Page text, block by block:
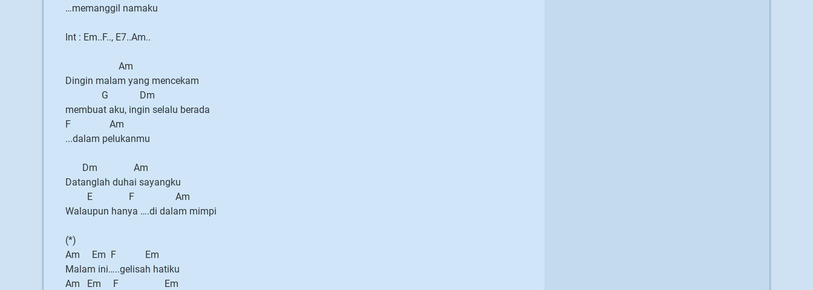
…memanggil namaku
Int : Em..F.., E7..Am..
Am
Dingin malam yang mencekam
G Dm
membuat aku, ingin selalu berada
F Am
...dalam pelukanmu
Dm Am
Datanglah duhai sayangku
E F Am
Walaupun hanya ….di dalam mimpi
(*)
Am Em F Em
Malam ini…..gelisah hatiku
Am Em F Em